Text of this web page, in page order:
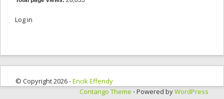
Log in
© Copyright 2026 -Encik Effendy
Contango Theme ⋅ Powered byWordPress